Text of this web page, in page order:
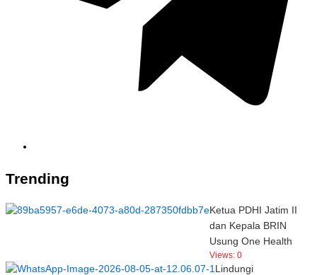
Trending
Ketua PDHI Jatim II
dan Kepala BRIN
Usung One Health
Views: 0
Lindungi